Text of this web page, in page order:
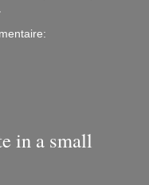
in a small